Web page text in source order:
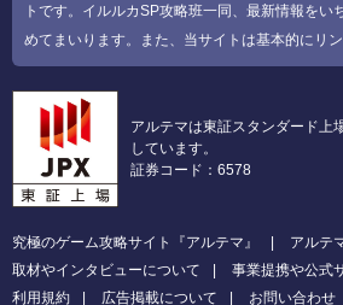
トです。イルルカSP攻略班一同、最新情報をい
めてまいります。また、当サイトは基本的にリン
アルテマは東証スタンダード上
しています。
証券コード：6578
究極のゲーム攻略サイト『アルテマ』
アルテ
取材やインタビューについて
事業提携や公式
利用規約
広告掲載について お問い合わせ